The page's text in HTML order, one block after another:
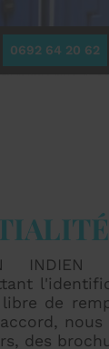
0692 64 20 62
de
des